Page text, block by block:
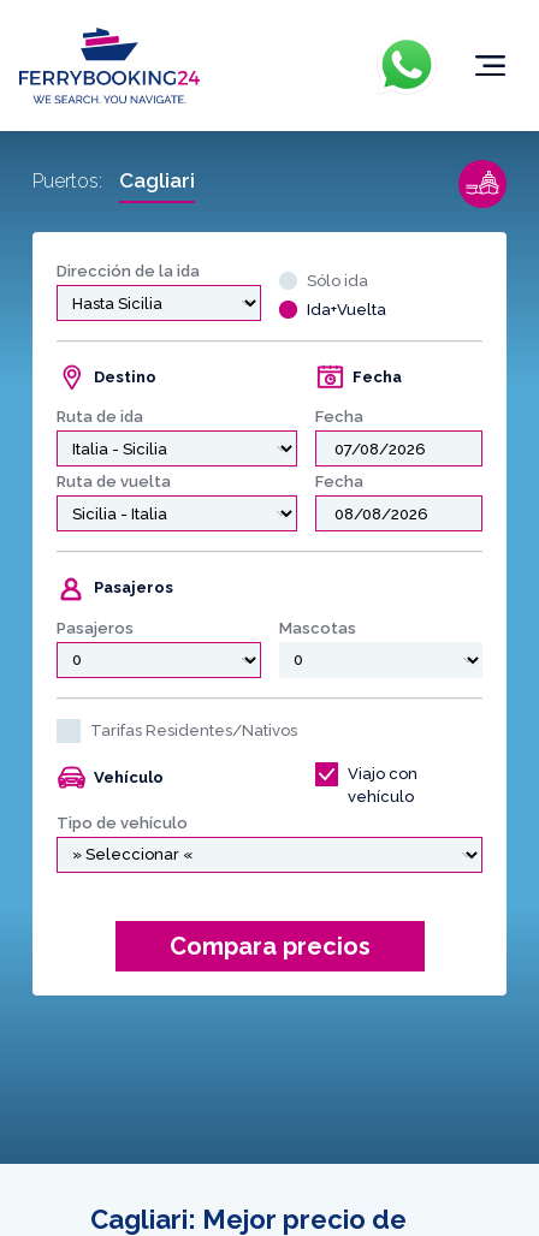
Dirección de la ida
Sólo ida
Ida+Vuelta
Destino
Ruta de ida
Fecha
Fecha
Ruta de vuelta Fecha
Pasajeros
Pasajeros Mascotas
Tarifas Residentes/Nativos
Vehículo
Viajo con
vehículo
Tipo de vehículo
Compara precios
Puertos: Cagliari
Cagliari: Mejor precio de